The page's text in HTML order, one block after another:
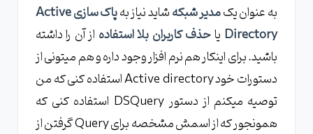
به عنوان یکمدیر شبکه شاید نیاز به
پاک سازی Active
Directory یا حذف کاربران بلا استفاده از آن را داشته
باشید. برای اینکار هم نرم افزار وجود داره و هم میتونی از
دستورات خود Active directory استفاده کنی که من
توصیه میکنم از دستور DSQuery استفاده کنی که
همونجور که از اسمش مشخصه برای Query گرفتن از